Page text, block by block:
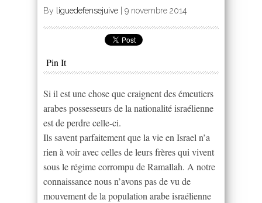
By liguedefensejuive 9 novembre 2014
Pin It
Si il est une chose que craignent des émeutiers
arabes possesseurs de la nationalité israélienne
est de perdre celle-ci.
Ils savent parfaitement que la vie en Israel n’a
rien à voir avec celles de leurs frères qui vivent
sous le régime corrompu de Ramallah. A notre
connaissance nous n’avons pas de vu de
mouvement de la population arabe israélienne